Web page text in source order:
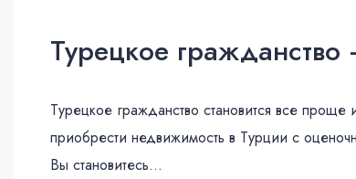
Турецкое гражданство
Турецкое гражданство становится все
приобрести недвижимость в Турции с
Вы становитесь...